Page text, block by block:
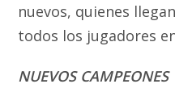
nuevos, quienes
todos los jugadores
NUEVOS CAMPEONES